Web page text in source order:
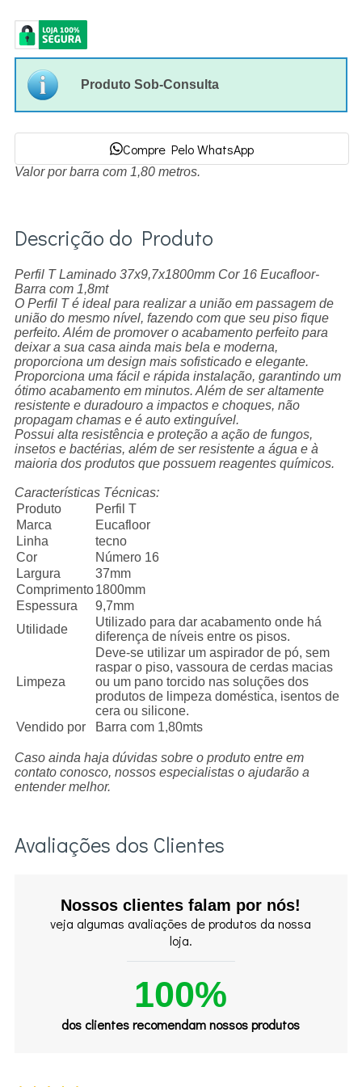
Produto Sob-Consulta
Compre Pelo WhatsApp
Valor por barra com 1,80 metros.
Descrição do Produto
Perfil T Laminado 37x9,7x1800mm Cor 16 Eucafloor-
Barra com 1,8mt
O Perfil T é ideal para realizar a união em passagem de
união do mesmo nível, fazendo com que seu piso fique
perfeito. Além de promover o acabamento perfeito para
deixar a sua casa ainda mais bela e moderna,
proporciona um design mais sofisticado e elegante.
Proporciona uma fácil e rápida instalação, garantindo um
ótimo acabamento em minutos. Além de ser altamente
resistente e duradouro a impactos e choques, não
propagam chamas e é auto extinguível.
Possui alta resistência e proteção a ação de fungos,
insetos e bactérias, além de ser resistente a água e à
maioria dos produtos que possuem reagentes químicos.
Características Técnicas:
Produto
Perfil T
Marca
Eucafloor
Linha
tecno
Cor
Número 16
Largura
37mm
Comprimento 1800mm
Espessura
9,7mm
Utilidade
Utilizado para dar acabamento onde h
diferença de níveis entre os pisos.
Limpeza
Deve-se utilizar um aspirador de pó, sem
raspar o piso, vassoura de cerdas macias
ou um pano torcido nas soluções dos
produtos de limpeza doméstica, isentos de
cera ou silicone.
Vendido por
Barra com 1,80mts
Caso ainda haja dúvidas sobre o produto entre em
contato conosco, nossos especialistas o ajudarão a
entender melhor.
Avaliações dos Clientes
Nossos clientes falam por nós!
veja algumas avaliações de produtos da nossa
loja.
100%
dos clientes recomendam nossos produtos